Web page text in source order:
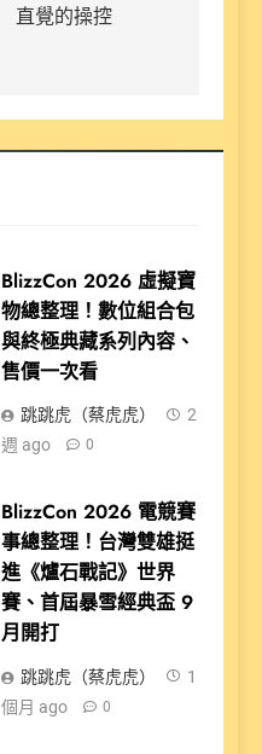
直覺的操控
BlizzCon 2026 虛擬寶
物總整理！數位組合包
與終極典藏系列內容、
售價一次看
跳跳虎（蔡虎虎）
2
週 ago
0
BlizzCon 2026 電競賽
事總整理！台灣雙雄挺
進《爐石戰記》世界
賽、首屆暴雪經典盃 9
月開打
跳跳虎（蔡虎虎）
1
個月 ago
0